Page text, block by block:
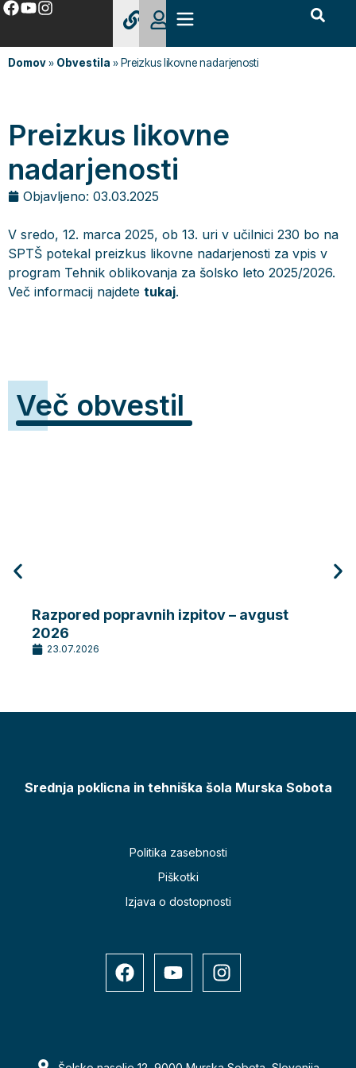
Domov» Obvestila » Preizkus likovne nadarjenosti
Preizkus likovne
nadarjenosti
Objavljeno: 03.03.2025
V sredo, 12. marca 2025, ob 13. uri v učilnici 230 bo na
SPTŠ potekal preizkus likovne nadarjenosti za vpis v
program Tehnik oblikovanja za šolsko leto 2025/2026.
Več informacij najdete tukaj.
Več obvestil
Razpored popravnih izpitov – avgust
2026
23.07.2026
Srednja poklicna in tehniška šola Murska Sobota
Politika zasebnosti
Piškotki
Izjava o dostopnosti